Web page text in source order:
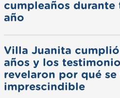
cumpleaños durante
año
Villa Juanita
años y los
revelaron por qué
imprescindible